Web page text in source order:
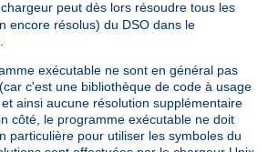
chargeur peut dès lors résoudre tous les
encore résolus) du DSO dans le
exécutable ne sont en général pas
c'est une bibliothèque de code à usage
ainsi aucune résolution supplémentaire
côté, le programme exécutable ne doit
particulière pour utiliser les symboles du